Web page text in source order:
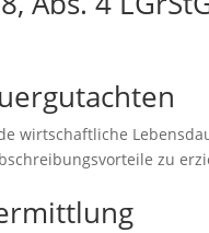
wirtschaftliche
zu